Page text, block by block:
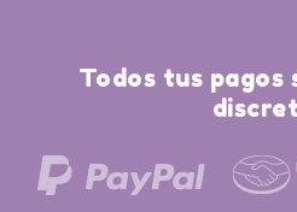
Todos tus pagos